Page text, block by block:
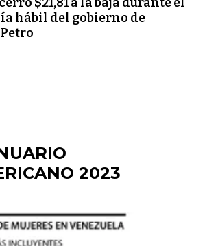
hábil del gobierno de
2023